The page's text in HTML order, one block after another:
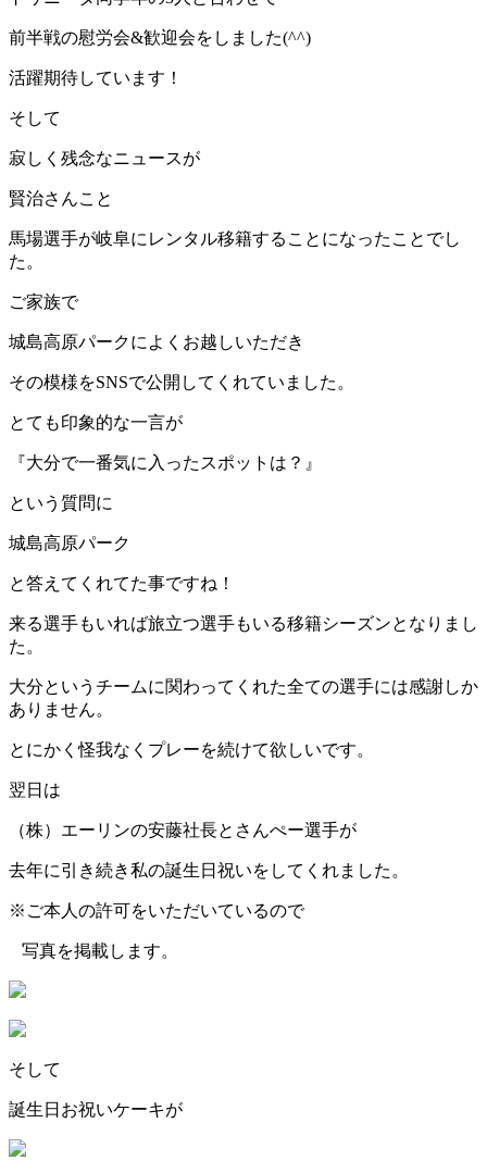
前半戦の慰労会&歓迎会をしました(^^)
活躍期待しています！
そして
寂しく残念なニュースが
賢治さんこと
馬場選手が岐阜にレンタル移籍することになったことでし
た。
ご家族で
城島高原パークによくお越しいただき
その模様をSNSで公開してくれていました。
とても印象的な一言が
『大分で一番気に入ったスポットは？』
という質問に
城島高原パーク
と答えてくれてた事ですね！
来る選手もいれば旅立つ選手もいる移籍シーズンとなりまし
た。
大分というチームに関わってくれた全ての選手には感謝しか
ありません。
とにかく怪我なくプレーを続けて欲しいです。
翌日は
（株）エーリンの安藤社長とさんぺー選手が
去年に引き続き私の誕生日祝いをしてくれました。
※ご本人の許可をいただいているので
写真を掲載します。
そして
誕生日お祝いケーキが